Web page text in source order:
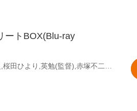
ートBOX(Blu-ray